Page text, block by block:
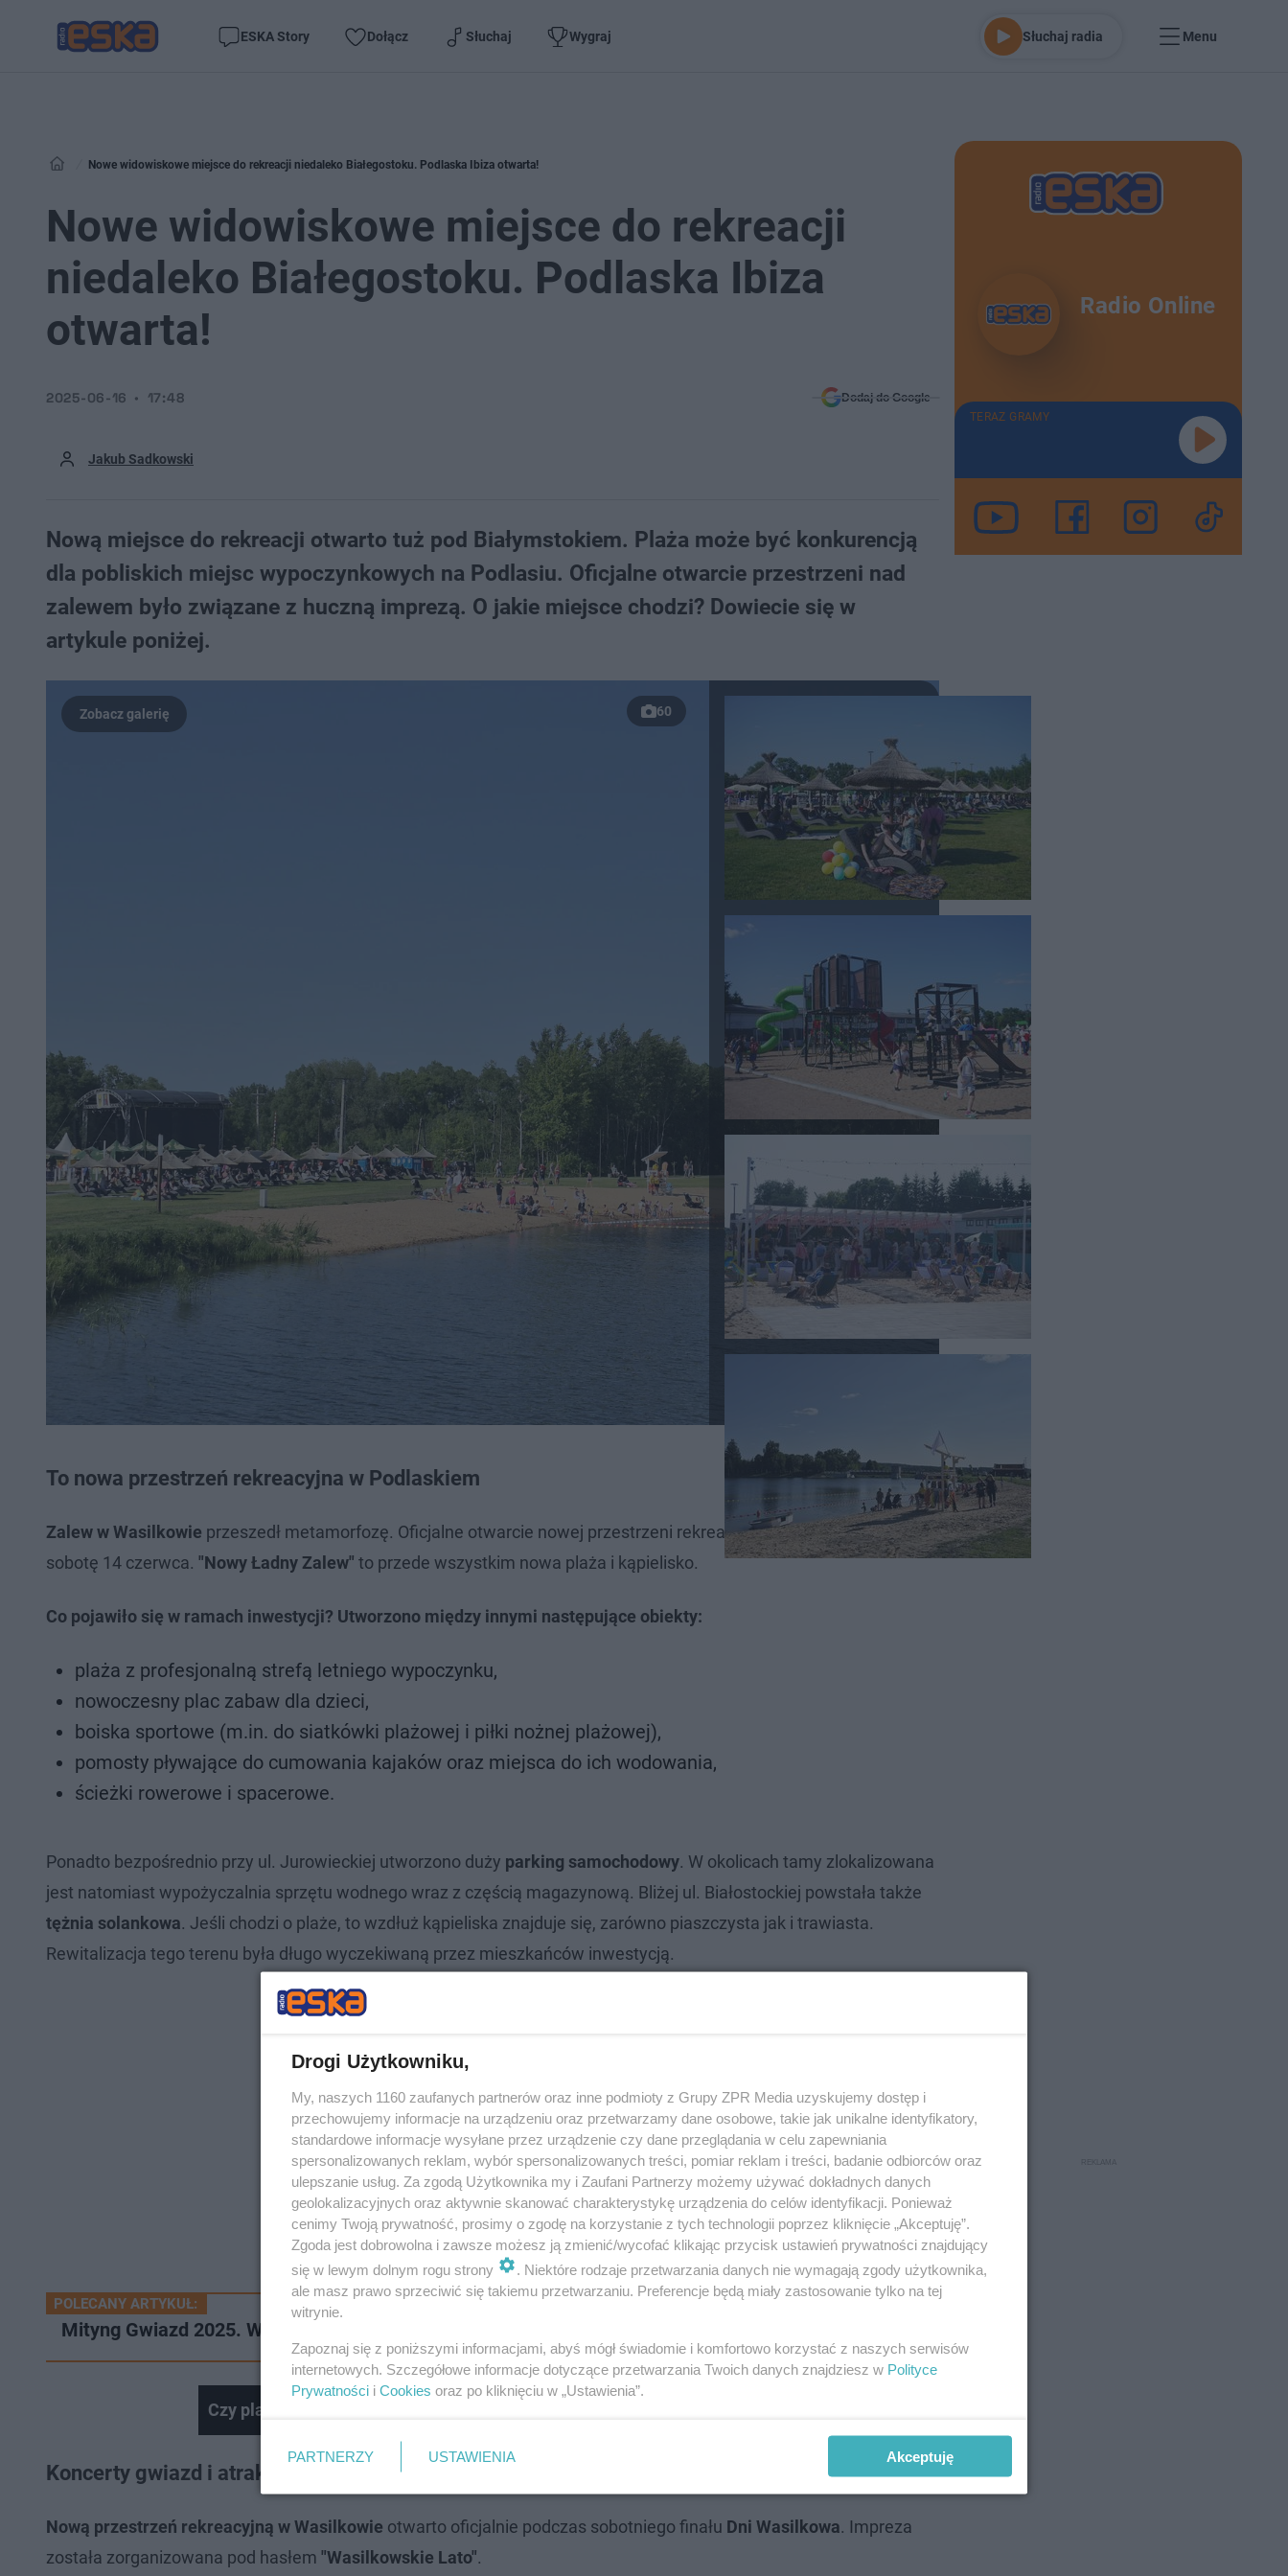
ESKA Story Dołącz Słuchaj Wygraj Słuchaj radia Menu
Nowe widowiskowe miejsce do rekreacji niedaleko Białegostoku. Podlaska Ibiza otwarta!
Nowe widowiskowe miejsce do rekreacji
niedaleko Białegostoku. Podlaska Ibiza
otwarta!
Jakub Sadkowski
2025-06-16 17:48 Dodaj do Google
Nową miejsce do rekreacji otwarto tuż pod Białymstokiem. Plaża może być konkurencją
dla pobliskich miejsc wypoczynkowych na Podlasiu. Oficjalne otwarcie przestrzeni nad
zalewem było związane z huczną imprezą. O jakie miejsce chodzi? Dowiecie się w
artykule poniżej.
60
To nowa przestrzeń rekreacyjna w Podlaskiem
Zalew w Wasilkowie przeszedł metamorfozę. Oficjalne otwarcie nowej przestrzeni rekreacyjnej odbyło się tam w
sobotę 14 czerwca. "Nowy Ładny Zalew" to przede wszystkim nowa plaża i kąpielisko.
Co pojawiło się w ramach inwestycji? Utworzono między innymi następujące obiekty:
plaża z profesjonalną strefą letniego wypoczynku,
nowoczesny plac zabaw dla dzieci,
boiska sportowe (m.in. do siatkówki plażowej i piłki nożnej plażowej),
pomosty pływające do cumowania kajaków oraz miejsca do ich wodowania,
ścieżki rowerowe i spacerowe.
Ponadto bezpośrednio przy ul. Jurowieckiej utworzono duży parking samochodowy. W okolicach tamy zlokalizowana
jest natomiast wypożyczalnia sprzętu wodnego wraz z częścią magazynową. Bliżej ul. Białostockiej powstała także
tężnia solankowa. Jeśli chodzi o plaże, to wzdłuż kąpieliska znajduje się, zarówno piaszczysta jak i trawiasta.
Rewitalizacja tego terenu była długo wyczekiwaną przez mieszkańców inwestycją.
POLECANY ARTYKUŁ:
Mityng Gwiazd 2025. W centrum Białegostoku wystąpiły gwiazdy lekkoatletyki [ZDJ…
Czy plaża nudystów odstrasza Polaków? Opalanie topless #EwelinaPyta
Koncerty gwiazd i atrakcje na nowej plaży. Finał Dni Wasilkowa
Nową przestrzeń rekreacyjną w Wasilkowie otwarto oficjalnie podczas sobotniego finału Dni Wasilkowa. Impreza
została zorganizowana pod hasłem "Wasilkowskie Lato".
Radio Online
TERAZ GRAMY
Drogi Użytkowniku,
My, naszych 1160 zaufanych partnerów oraz inne podmioty z Grupy ZPR Media uzyskujemy dostęp i
przechowujemy informacje na urządzeniu oraz przetwarzamy dane osobowe, takie jak unikalne identyfikatory,
standardowe informacje wysyłane przez urządzenie czy dane przeglądania w celu zapewniania
spersonalizowanych reklam, wybór spersonalizowanych treści, pomiar reklam i treści, badanie odbiorców oraz
ulepszanie usług. Za zgodą Użytkownika my i Zaufani Partnerzy możemy używać dokładnych danych
geolokalizacyjnych oraz aktywnie skanować charakterystykę urządzenia do celów identyfikacji. Ponieważ
cenimy Twoją prywatność, prosimy o zgodę na korzystanie z tych technologii poprzez kliknięcie „Akceptuję”.
Zgoda jest dobrowolna i zawsze możesz ją zmienić/wycofać klikając przycisk ustawień prywatności znajdujący
się w lewym dolnym rogu strony
. Niektóre rodzaje przetwarzania danych nie wymagają zgody użytkownika,
ale masz prawo sprzeciwić się takiemu przetwarzaniu. Preferencje będą miały zastosowanie tylko na tej
witrynie.
Zapoznaj się z poniższymi informacjami, abyś mógł świadomie i komfortowo korzystać z naszych serwisów
internetowych. Szczegółowe informacje dotyczące przetwarzania Twoich danych znajdziesz w Polityce
Prywatności i Cookies oraz po kliknięciu w „Ustawienia”.
PARTNERZY USTAWIENIA Akceptuję